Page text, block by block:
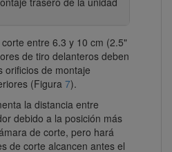
entre 6.3 y 10 cm (2.5"
de tiro delanteros deben
orificios de montaje
(Figura 7).
la distancia entre
debido a la posición más
de corte, pero hará
de corte alcancen antes el